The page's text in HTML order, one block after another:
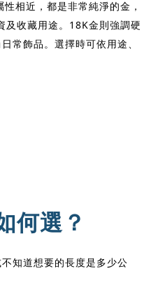
性相近，都是非常純淨的金，
收藏用途。 18K金則強調硬
常飾品。選擇時可依用途、
何選？
知道想要的長度是多少公